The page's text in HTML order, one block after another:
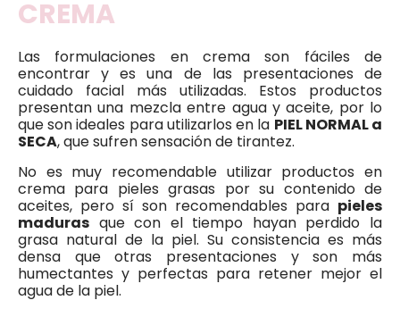
CREMA
Las formulaciones en crema son fáciles de
encontrar y es una de las presentaciones de
cuidado facial más utilizadas. Estos productos
presentan una mezcla entre agua y aceite, por lo
que son ideales para utilizarlos en la PIEL NORMAL a
SECA, que sufren sensación de tirantez.
No es muy recomendable utilizar productos en
crema para pieles grasas por su contenido de
aceites, pero sí son recomendables para pieles
maduras que con el tiempo hayan perdido la
grasa natural de la piel. Su consistencia es más
densa que otras presentaciones y son más
humectantes y perfectas para retener mejor el
agua de la piel.